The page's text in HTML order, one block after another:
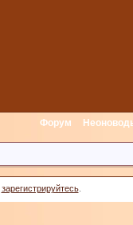
Форум
зарегистрируйтесь.